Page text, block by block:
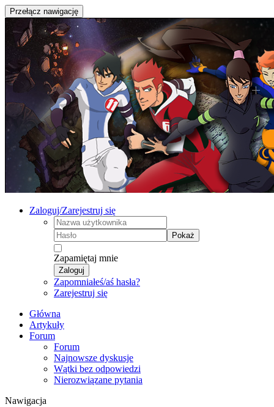
Przełącz nawigację
Zaloguj/Zarejestruj się
Pokaż
Zapamiętaj mnie
Zaloguj
Zapomniałeś/aś hasła?
Zarejestruj się
Główna
Artykuły
Forum
Forum
Najnowsze dyskusje
Wątki bez odpowiedzi
Nierozwiązane pytania
Nawigacja